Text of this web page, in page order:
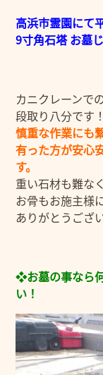
高浜市霊園にて
9寸角石塔 お墓
カニクレーンで
段取り八分です！
慎重な作業にも
有った方が安心
す。
重い石材も難な
お骨もお施主様
ありがとうござ
❖お墓の事なら
い！